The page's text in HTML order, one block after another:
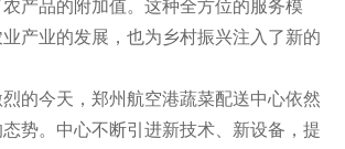
产品的附加值。这种全方位的服务模
产业的发展，也为乡村振兴注入了新的
的今天，郑州航空港蔬菜配送中心依然
势。中心不断引进新技术、新设备，提